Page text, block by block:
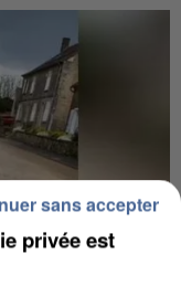
privée est
sans accepter